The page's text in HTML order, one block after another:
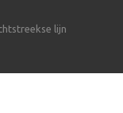
lijn